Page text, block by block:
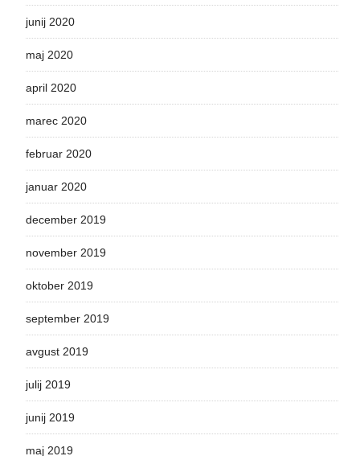
junij 2020
maj 2020
april 2020
marec 2020
februar 2020
januar 2020
december 2019
november 2019
oktober 2019
september 2019
avgust 2019
julij 2019
junij 2019
maj 2019